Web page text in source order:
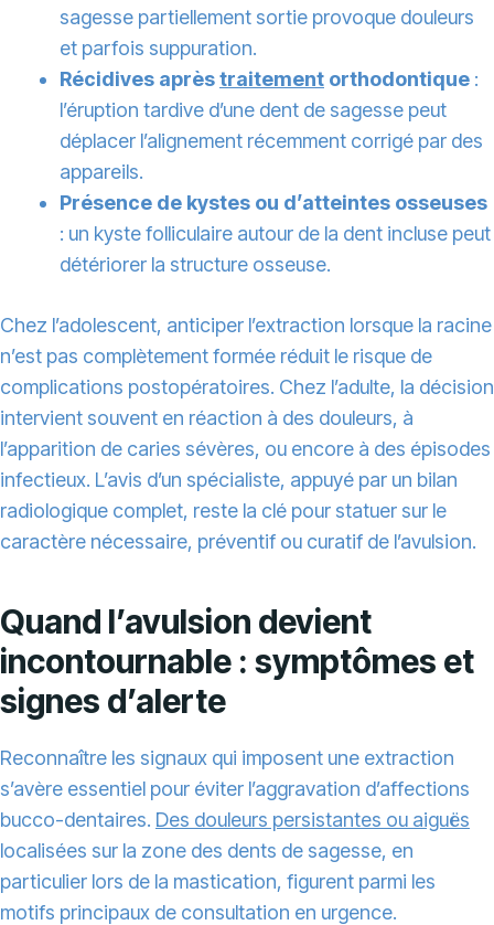
sagesse partiellement sortie provoque douleurs
et parfois suppuration.
Récidives aprèstraitement orthodontique :
l’éruption tardive d’une dent de sagesse peut
déplacer l’alignement récemment corrigé par des
appareils.
Présence de kystes ou d’atteintes osseuses
: un kyste folliculaire autour de la dent incluse peut
détériorer la structure osseuse.
Chez l’adolescent, anticiper l’extraction lorsque la racine
n’est pas complètement formée réduit le risque de
complications postopératoires. Chez l’adulte, la décision
intervient souvent en réaction à des douleurs, à
l’apparition de caries sévères, ou encore à des épisodes
infectieux. L’avis d’un spécialiste, appuyé par un bilan
radiologique complet, reste la clé pour statuer sur le
caractère nécessaire, préventif ou curatif de l’avulsion.
Quand l’avulsion devient
incontournable : symptômes et
signes d’alerte
Reconnaître les signaux qui imposent une extraction
s’avère essentiel pour éviter l’aggravation d’affections
bucco-dentaires. Des douleurs persistantes ou aiguës
localisées sur la zone des dents de sagesse, en
particulier lors de la mastication, figurent parmi les
motifs principaux de consultation en urgence.